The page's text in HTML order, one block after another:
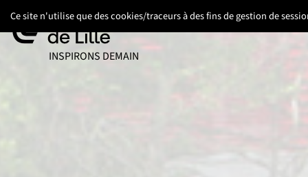
Ce site n'utilise que des cookies/traceurs à des fins de gestion de
Aller
contenu
Aller
au
menu
principal
Aller
pied
UNIVERSITÉ DE LILLE
INSPIRONS DEMAIN